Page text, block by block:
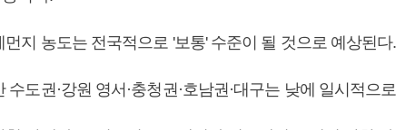
먼지 농도는 전국적으로 '보통' 수준이 될 것으로 예상된다.
수도권·강원 영서·충청권·호남권·대구는 낮에 일시적으